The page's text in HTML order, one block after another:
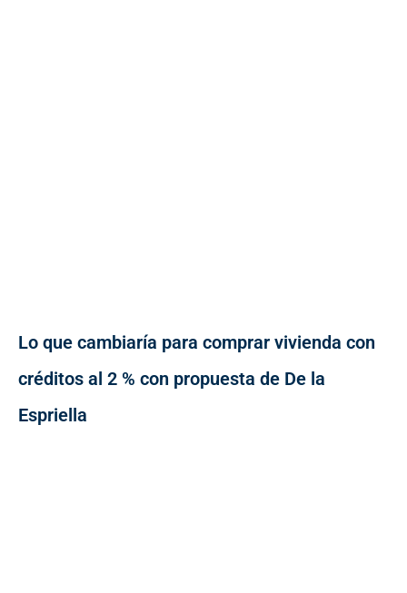
Lo que cambiaría para comprar vivienda con
créditos al 2 % con propuesta de De la
Espriella